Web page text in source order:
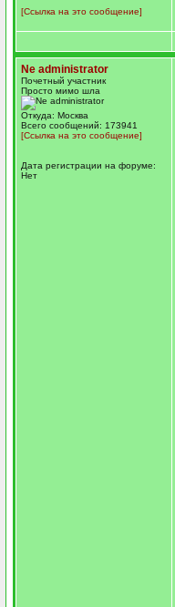
[Ссылка на это сообщение]
Ne administrator
Почетный участник
Просто мимо шла
Откуда: Москва
Всего сообщений: 173941
[Ссылка на это сообщение]
Дата регистрации на форуме:
Нет